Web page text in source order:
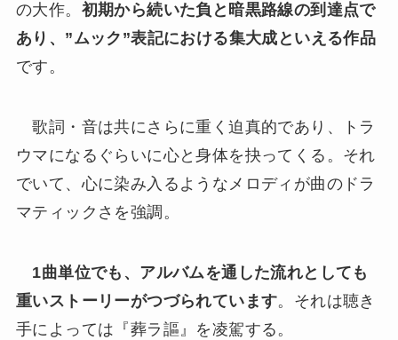
の大作。 初期から続いた負と暗黒路線の到達点で
あり、”ムック”表記における集大成といえる作品
です。
歌詞・音は共にさらに重く迫真的であり、トラ
ウマになるぐらいに心と身体を抉ってくる。それ
でいて、心に染み入るようなメロディが曲のドラ
マティックさを強調。
1曲単位でも、アルバムを通した流れとしても
重いストーリーがつづられています。それは聴き
手によっては『葬ラ謳』を凌駕する。